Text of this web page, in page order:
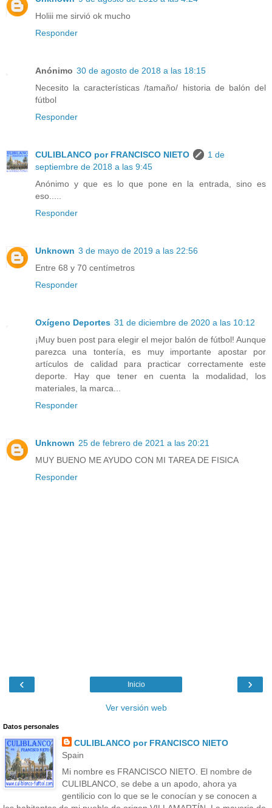
Holiii me sirvió ok mucho
Responder
Anónimo 30 de agosto de 2018 a las 18:15
Necesito la características /tamaño/ historia de balón del
fútbol
Responder
CULIBLANCO por FRANCISCO NIETO
1 de
septiembre de 2018 a las 9:45
Anónimo y que es lo que pone en la entrada, sino es
eso.....
Responder
Unknown 3 de mayo de 2019 a las 22:56
Entre 68 y 70 centímetros
Responder
Oxígeno Deportes 31 de diciembre de 2020 a las 10:12
¡Muy buen post para elegir el mejor balón de fútbol! Aunque
parezca una tontería, es muy importante apostar por
artículos de calidad para practicar correctamente este
deporte. Hay que tener en cuenta la modalidad, los
materiales, la marca...
Responder
Unknown 25 de febrero de 2021 a las 20:21
MUY BUENO ME AYUDO CON MI TAREA DE FISICA
Responder
‹ ›
Inicio
Ver versión web
Datos personales
CULIBLANCO por FRANCISCO NIETO
Spain
Mi nombre es FRANCISCO NIETO. El nombre de
CULIBLANCO, se debe a un apodo, ahora ya
gentilicio con lo que se le conocían y se conocen a